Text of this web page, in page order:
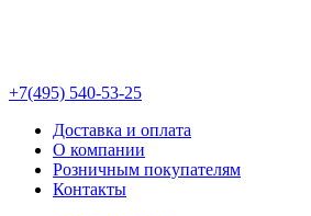
+7(495) 540-53-25
Доставка и оплата
О компании
Розничным покупателям
Контакты